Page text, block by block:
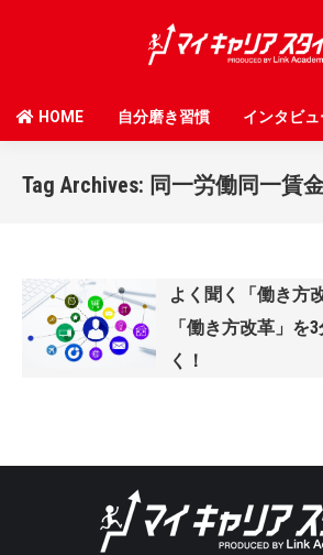
HOME 自分磨き習慣 インタビュ
Tag Archives: 同一労働同一賃
よく聞く「働き方
「働き方改革」を
く！